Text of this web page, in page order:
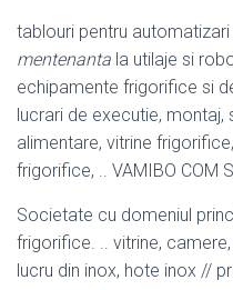
tablouri pentru
mentenanta la utilaje si
echipamente frigorifice si
lucrari de executie,
alimentare, vitrine frigorifice,
frigorifice, .. VAMIBO COM
Societate cu domeniul
frigorifice. .. vitrine, camere,
lucru din inox, hote inox //